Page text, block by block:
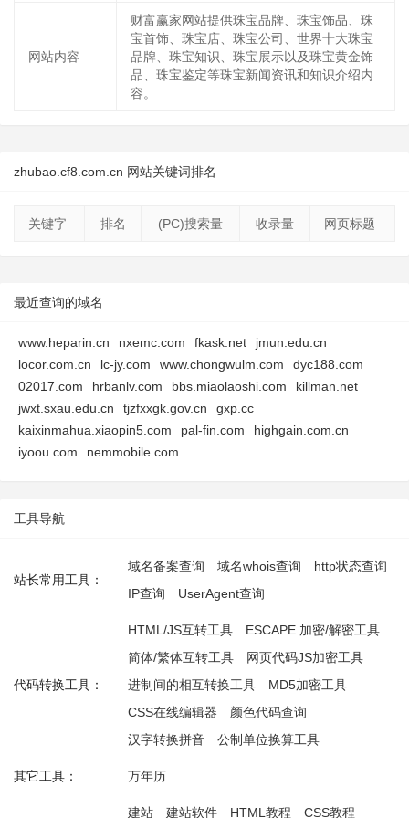
网站内容
财富赢家网站提供珠宝品牌、珠宝饰品、珠
宝首饰、珠宝店、珠宝公司、世界十大珠宝
品牌、珠宝知识、珠宝展示以及珠宝黄金饰
品、珠宝鉴定等珠宝新闻资讯和知识介绍内
容。
zhubao.cf8.com.cn 网站关键词排名
关键字 排名 (PC)搜索量 收录量 网页标题
最近查询的域名
www.heparin.cn nxemc.com fkask.net
jmun.edu.cn
locor.com.cn
lc-jy.com www.chongwulm.com
dyc188.com
02017.com
hrbanlv.com bbs.miaolaoshi.com
killman.net
jwxt.sxau.edu.cn
tjzfxxgk.gov.cn
gxp.cc
kaixinmahua.xiaopin5.com
pal-fin.com
highgain.com.cn
iyoou.com
nemmobile.com
工具导航
站长常用工具：
域名备案查询 域名whois查询
http状态查询
IP查询
UserAgent查询
代码转换工具：
HTML/JS互转工具
ESCAPE 加密/解密工具
简体/繁体互转工具
网页代码JS加密工具
进制间的相互转换工具
MD5加密工具
CSS在线编辑器
颜色代码查询
汉字转换拼音
公制单位换算工具
其它工具： 万年历
建站 建站软件 HTML教程 CSS教程